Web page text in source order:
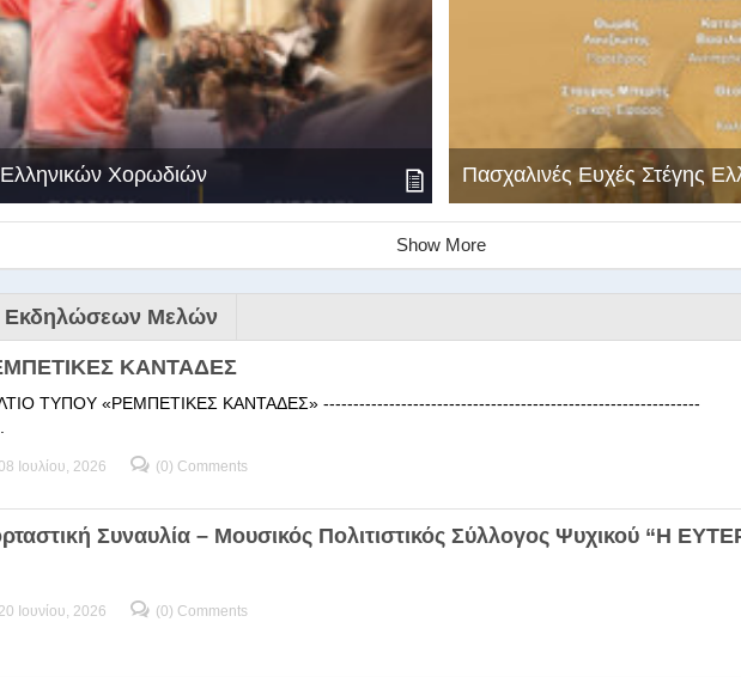
9ο Σεμινάριο της Στέγης Ελληνικών
Διεύθυνσης Χορωδίας της Στέγης Ελληνικών Χορωδιών Βιωματική
Ελληνικών Χορωδιών Πασχαλινές Ευχές Στέγης
Show More
Εκδηλώσεων Μελών
ΚΑΝΤΑΔΕΣ
ΤΥΠΟΥ «ΡΕΜΠΕΤΙΚΕΣ ΚΑΝΤΑΔΕΣ» ---------------------------------------------------------------
Ιουλίου, 2026 (0) Comments
Συναυλία – Μουσικός Πολιτιστικός Σύλλογος Ψυχικού “Η
20 Ιουνίου, 2026 (0) Comments